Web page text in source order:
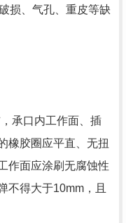
损、气孔、重皮等缺
承口内工作面、插
橡胶圈应平直、无扭
作面应涂刷无腐蚀性
不得大于10mm，且